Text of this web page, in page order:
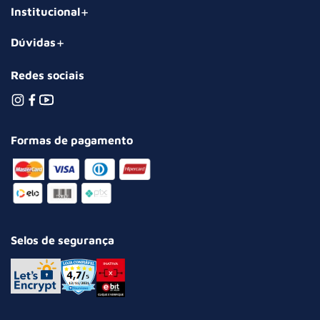
Institucional
Dúvidas
Redes sociais
Formas de pagamento
Selos de segurança